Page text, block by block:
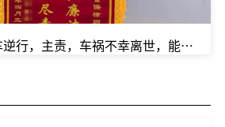
行，主责，车祸不幸离世，能拿到多